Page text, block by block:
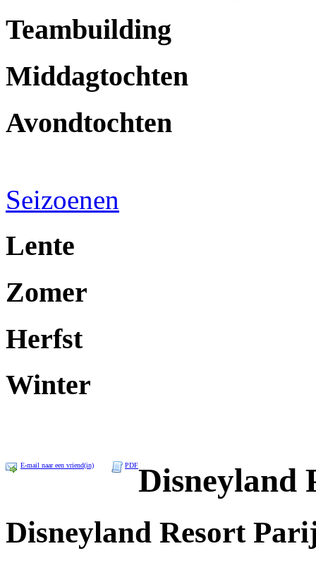
Teambuilding
Middagtochten
Avondtochten
Seizoenen
Lente
Zomer
Herfst
Winter
E-mail naar een vriend(in) PDFDisneyland
Disneyland Resort